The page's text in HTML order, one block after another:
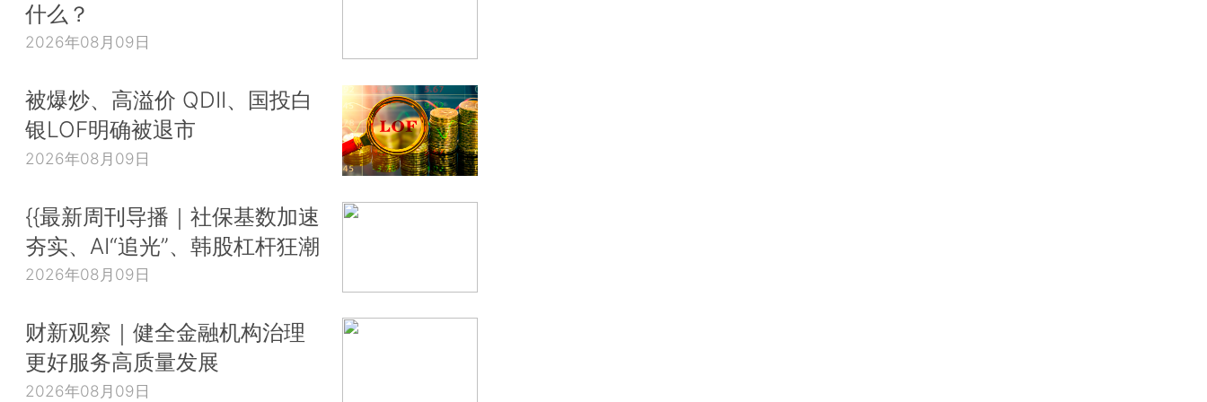
什么？
2026年08月09日
被爆炒、高溢价 QDII、国投白
银LOF明确被退市
2026年08月09日
{{最新周刊导播｜社保基数加速
夯实、AI“追光”、韩股杠杆狂潮
2026年08月09日
财新观察｜健全金融机构治理
更好服务高质量发展
2026年08月09日